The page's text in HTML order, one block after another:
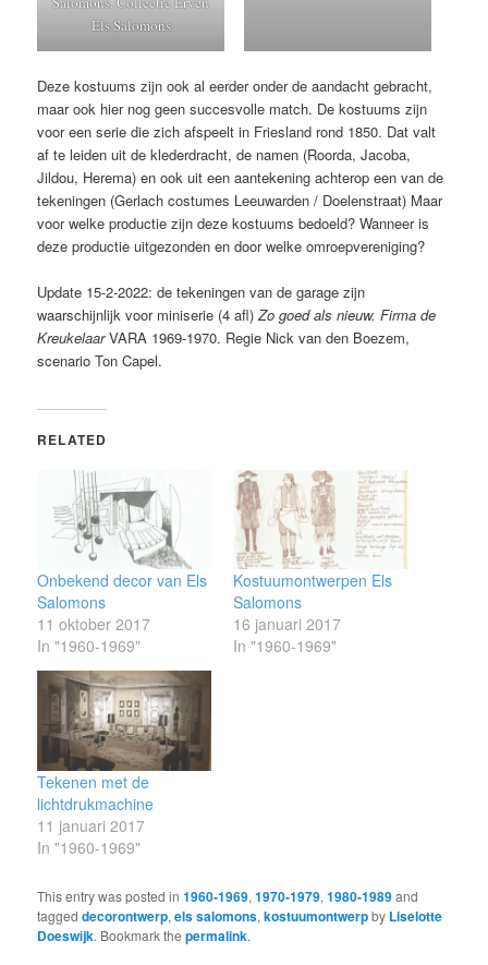
Els Salomons
Deze kostuums zijn ook al eerder onder de aandacht gebracht,
maar ook hier nog geen succesvolle match. De kostuums zijn
voor een serie die zich afspeelt in Friesland rond 1850. Dat valt
af te leiden uit de klederdracht, de namen (Roorda, Jacoba,
Jildou, Herema) en ook uit een aantekening achterop een van de
tekeningen (Gerlach costumes Leeuwarden / Doelenstraat) Maar
voor welke productie zijn deze kostuums bedoeld? Wanneer is
deze productie uitgezonden en door welke omroepvereniging?
Update 15-2-2022: de tekeningen van de garage zijn
waarschijnlijk voor miniserie (4 afl)Zo goed als nieuw. Firma de
KreukelaarVARA 1969-1970. Regie Nick van den Boezem,
scenario Ton Capel.
RELATED
Onbekend decor van Els
Salomons
11 oktober 2017
In "1960-1969"
Kostuumontwerpen Els
Salomons
16 januari 2017
In "1960-1969"
Tekenen met de
lichtdrukmachine
11 januari 2017
In "1960-1969"
This entry was posted in1960-1969,1970-1979,1980-1989and
taggeddecorontwerp,els salomons,kostuumontwerpby Liselotte
Doeswijk. Bookmark thepermalink.